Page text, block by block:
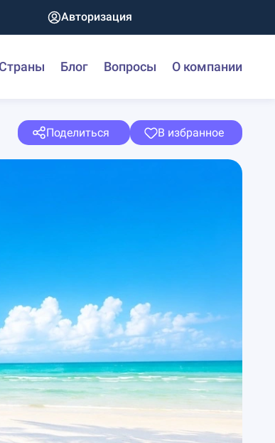
Авторизация
Страны Блог Вопросы О компании
Поделиться В избранное